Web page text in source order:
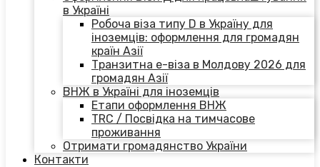
в Україні
Робоча віза типу D в Україну для
іноземців: оформлення для громадян
країн Азії
Транзитна е-віза в Молдову 2026 для
громадян Азії
ВНЖ в Україні для іноземців
Етапи оформлення ВНЖ
TRC / Посвідка на тимчасове
проживання
Отримати громадянство України
Контакти